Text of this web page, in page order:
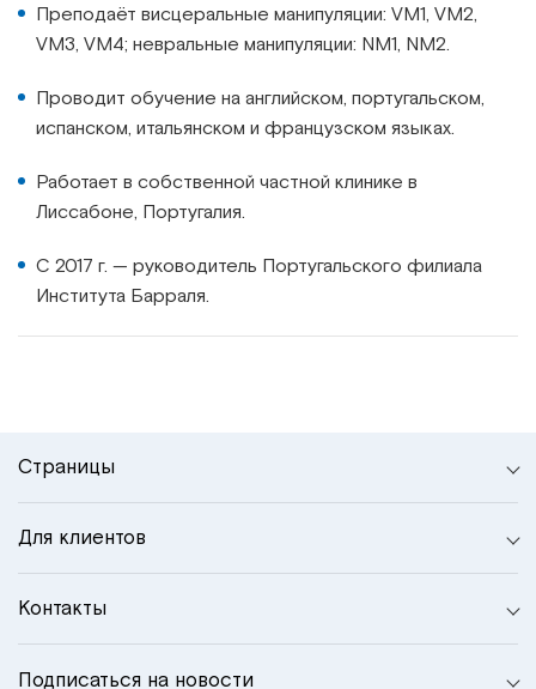
Преподаёт висцеральные манипуляции: VM1, VM2,
VM3, VM4; невральные манипуляции: NM1, NM2.
Проводит обучение на английском, португальском,
испанском, итальянском и французском языках.
Работает в собственной частной клинике в
Лиссабоне, Португалия.
С 2017 г. — руководитель Португальского филиала
Института Барраля.
Страницы
Для клиентов
Контакты
Подписаться на новости